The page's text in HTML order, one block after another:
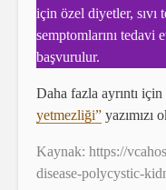
için özel diyetler, sıvı
semptomlarını tedavi
başvurulur.
Daha fazla ayrıntı için
yetmezliği” yazımızı
Kaynak: https://
disease-polycystic-